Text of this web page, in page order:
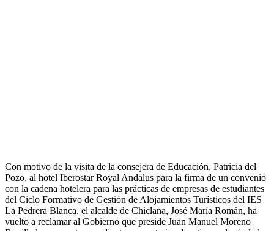
Con motivo de la visita de la consejera de Educación, Patricia del
Pozo, al hotel Iberostar Royal Andalus para la firma de un convenio
con la cadena hotelera para las prácticas de empresas de estudiantes
del Ciclo Formativo de Gestión de Alojamientos Turísticos del IES
La Pedrera Blanca, el alcalde de Chiclana, José María Román, ha
vuelto a reclamar al Gobierno que preside Juan Manuel Moreno